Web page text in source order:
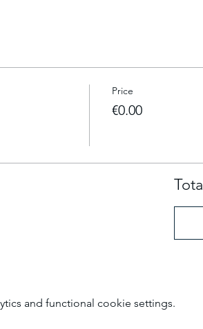
Price
€0.00
Total
and functional cookie settings.